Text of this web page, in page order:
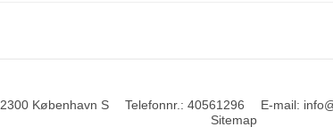
2300 København S Telefonnr. : 40561296 E-mail:
Sitemap